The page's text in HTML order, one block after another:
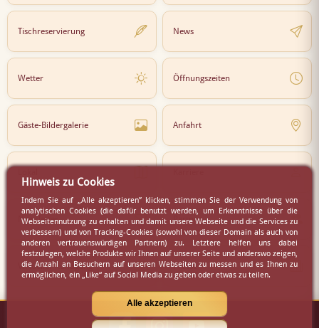
Tischreservierung News
Wetter Öffnungszeiten
Gäste-Bildergalerie Anfahrt
Newsletter Partner
Virtueller Rundgang Presse
Hinweis zu Cookies
Indem Sie auf „Alle akzeptieren” klicken, stimmen Sie der Verwendung von
analytischen Cookies (die dafür benutzt werden, um Erkenntnisse über die
Webseitennutzung zu erhalten und damit unsere Webseite und die Services zu
verbessern) und von Tracking-Cookies (sowohl von dieser Domain als auch von
anderen vertrauenswürdigen Partnern) zu. Letztere helfen uns dabei
festzulegen, welche Produkte wir Ihnen auf unserer Seite und anderswo zeigen,
die Anzahl an Besuchern auf unseren Webseiten zu messen und es Ihnen zu
ermöglichen, ein „Like“ auf Social Media zu geben oder etwas zu teilen.
Alle akzeptieren